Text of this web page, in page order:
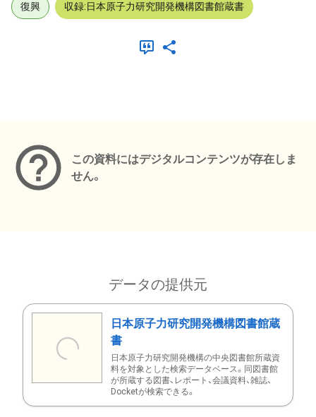
復興 収録:日本原子力研究開発機構図書館蔵書
この資料にはデジタルコンテンツが存在しま
せん。
データの提供元
日本原子力研究開発機構図書館蔵
書
日本原子力研究開発機構の中央図書館所蔵資
料を対象とした検索データベース。同図書館
が所蔵する図書、レポート、会議資料、雑誌、
Docketが検索できる。